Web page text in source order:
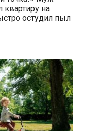
квартиру на
остудил пыл